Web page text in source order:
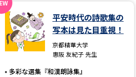
大
専
大
平安時代の詩歌集の
写本は見た目重視！
京都精華大学
惠阪 友紀子 先生
多彩な選集『和漢朗詠集』